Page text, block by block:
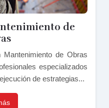
de
de Obras
especializados
de estrategias...